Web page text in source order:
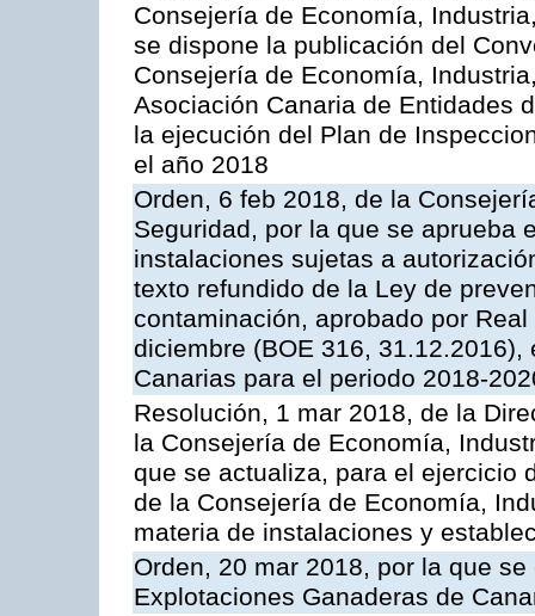
Consejería de Economía,
se dispone la publicación del
Consejería de Economía,
Asociación Canaria de Entidades
la ejecución del Plan de
el año 2018
Orden, 6 feb 2018, de la
Seguridad, por la que se aprueba
instalaciones sujetas a
texto refundido de la Ley de
contaminación, aprobado por
diciembre (BOE 316,
Canarias para el periodo 2018-
Resolución, 1 mar 2018, de la
la Consejería de Economía,
que se actualiza, para el ejercicio
de la Consejería de Economía,
materia de instalaciones y
Orden, 20 mar 2018, por la que
Explotaciones Ganaderas de